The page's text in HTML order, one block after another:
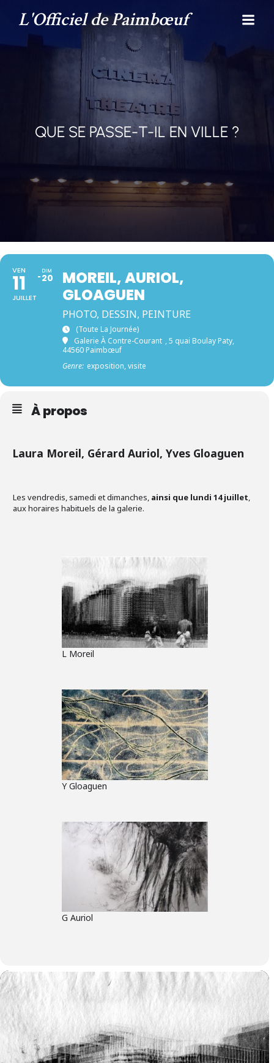
L'Officiel de Paimbœuf
QUE SE PASSE-T-IL EN VILLE ?
VEN
11
JUILLET
DIM
20
MOREIL, AURIOL,
GLOAGUEN
PHOTO, DESSIN, PEINTURE
(toute La Journée)
Galerie À Contre-Courant , 5 quai Boulay Paty,
44560 Paimbœuf
Genre: exposition, visite
À propos
Laura Moreil, Gérard Auriol, Yves Gloaguen
Les vendredis, samedi et dimanches, ainsi que lundi 14 juillet
aux horaires habituels de la galerie.
L Moreil
Y Gloaguen
G Auriol